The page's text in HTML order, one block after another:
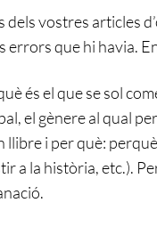
dels vostres articles
errors que hi havia.
és el que se sol
el gènere al qual
i per què:
a la història, etc.).